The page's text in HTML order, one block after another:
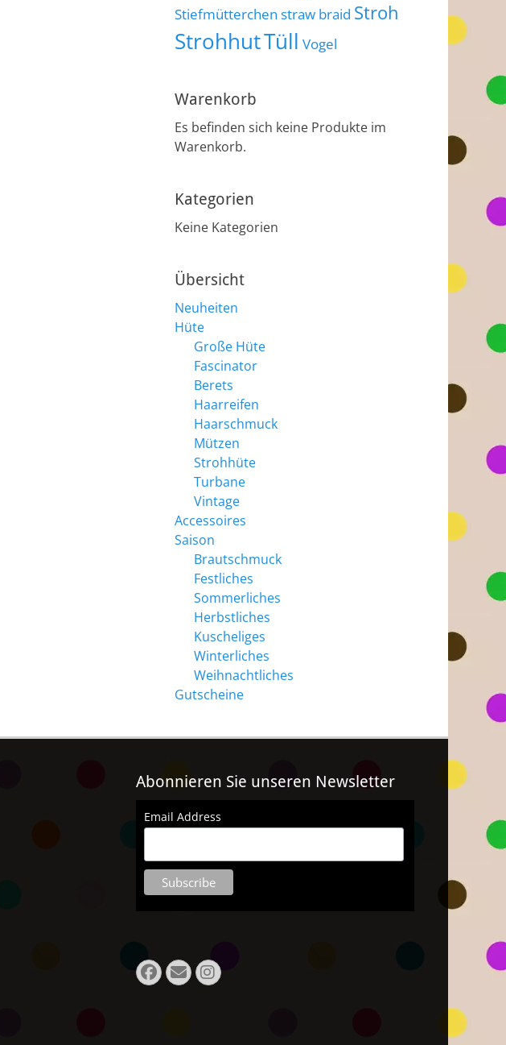
Stiefmütterchen straw braid Stroh
StrohhutTüll Vogel
Warenkorb
Es befinden sich keine Produkte im
Warenkorb.
Kategorien
Keine Kategorien
Übersicht
Neuheiten
Hüte
Große Hüte
Fascinator
Berets
Haarreifen
Haarschmuck
Mützen
Strohhüte
Turbane
Vintage
Accessoires
Saison
Brautschmuck
Festliches
Sommerliches
Herbstliches
Kuscheliges
Winterliches
Weihnachtliches
Gutscheine
Abonnieren Sie unseren Newsletter
Email Address
Facebook
EmailInstagram